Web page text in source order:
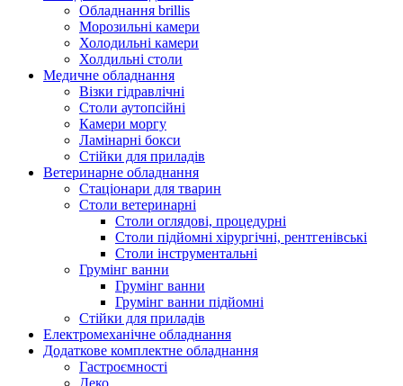
Обладнання brillis
Морозильні камери
Холодильні камери
Холдильні столи
Медичне обладнання
Візки гідравлічні
Столи аутопсійні
Камери моргу
Ламінарні бокси
Стійки для приладів
Ветеринарне обладнання
Стаціонари для тварин
Столи ветеринарні
Столи оглядові, процедурні
Столи підйомні хірургічні, рентгенівські
Столи інструментальні
Грумінг ванни
Грумінг ванни
Грумінг ванни підйомні
Стійки для приладів
Електромеханічне обладнання
Додаткове комплектне обладнання
Гастроємності
Деко